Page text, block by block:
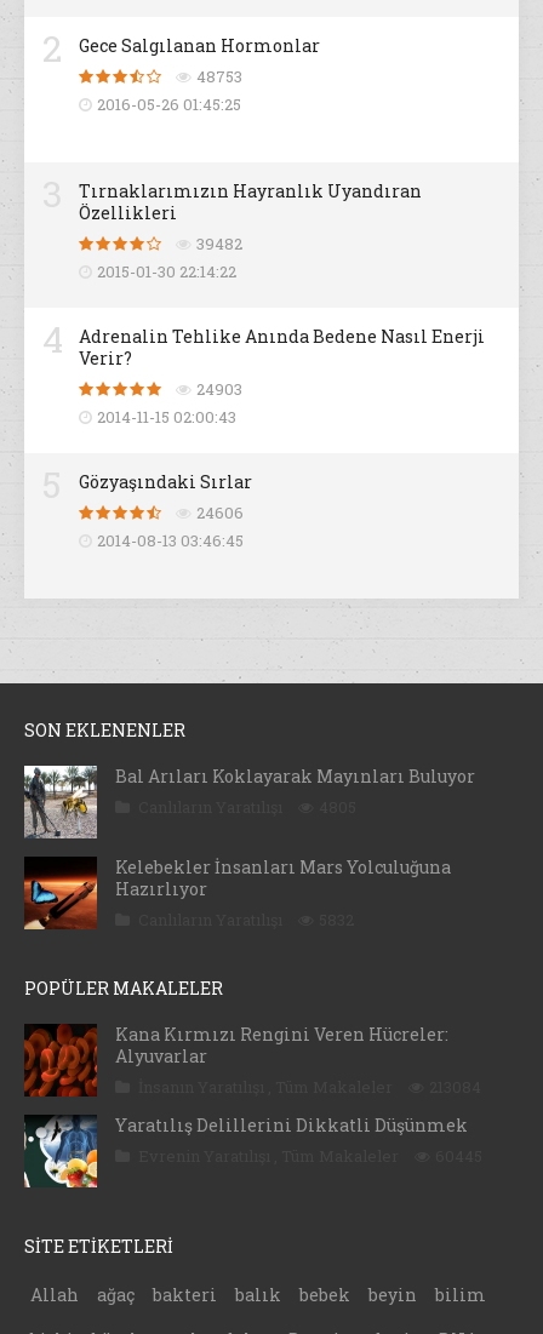
2 Gece Salgılanan Hormonlar
48753
2016-05-26 01:45:25
Tırnaklarımızın Hayranlık Uyandıran
Özellikleri
39482
2015-01-30 22:14:22
4
Adrenalin Tehlike Anında Bedene Nasıl Enerji
Verir?
24903
2014-11-15 02:00:43
Gözyaşındaki Sırlar
24606
2014-08-13 03:46:45
SON EKLENENLER
Bal Arıları Koklayarak Mayınları Buluyor
Kelebekler İnsanları Mars Yolculuğuna
Hazırlıyor
POPÜLER MAKALELER
Kana Kırmızı Rengini Veren Hücreler:
Alyuvarlar
Yaratılış Delillerini Dikkatli Düşünmek
SİTE ETİKETLERİ
Allah ağaç bakteri balık bebek beyin
bilim